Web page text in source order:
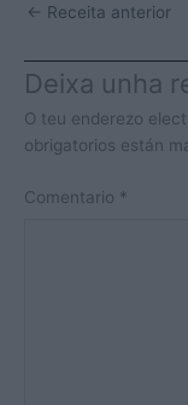
← Receita anterior
Deixa unha
O teu enderezo
obrigatorios están
Comentario *